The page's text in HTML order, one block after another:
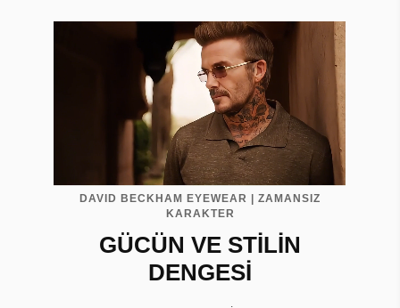
DAVID BECKHAM EYEWEAR | ZAMANSIZ
KARAKTER
GÜCÜN VE STİLİN
DENGESİ